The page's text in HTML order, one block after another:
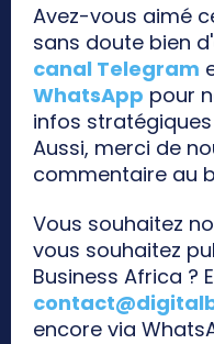
Avez-vous aimé
sans doute bien
canal Telegram
WhatsApp pour
infos
Aussi, merci de
commentaire au
Vous souhaitez
vous souhaitez
Business Africa ?
encore via